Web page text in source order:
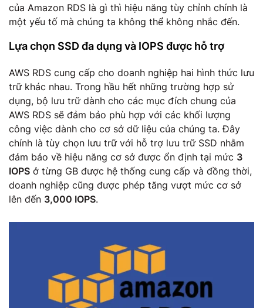
của Amazon RDS là gì thì hiệu năng tùy chỉnh chính là
một yếu tố mà chúng ta không thể không nhắc đến.
Lựa chọn SSD đa dụng và IOPS được hỗ trợ
AWS RDS cung cấp cho doanh nghiệp hai hình thức lưu
trữ khác nhau. Trong hầu hết những trường hợp sử
dụng, bộ lưu trữ dành cho các mục đích chung của
AWS RDS sẽ đảm bảo phù hợp với các khối lượng
công việc dành cho cơ sở dữ liệu của chúng ta. Đây
chính là tùy chọn lưu trữ với hỗ trợ lưu trữ SSD nhằm
đảm bảo về hiệu năng cơ sở được ổn định tại mức 3
IOPS ở từng GB được hệ thống cung cấp và đồng thời,
doanh nghiệp cũng được phép tăng vượt mức cơ sở
lên đến 3,000 IOPS.